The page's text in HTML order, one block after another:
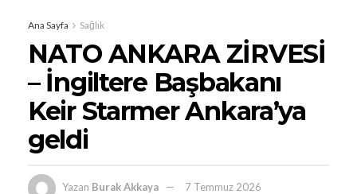
Ana Sayfa Sağlık
NATO ANKARA ZİRVESİ
– İngiltere Başbakanı
Keir Starmer Ankara’ya
geldi
Yazan Burak Akkaya
7 Temmuz 2026